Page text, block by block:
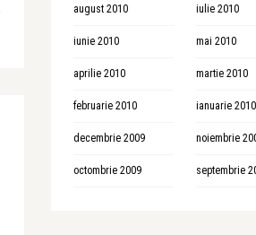
august 2010 iulie 2010
iunie 2010 mai 2010
aprilie 2010 martie 2010
februarie 2010 ianuarie 2010
decembrie 2009 noiembrie
octombrie 2009 septembrie